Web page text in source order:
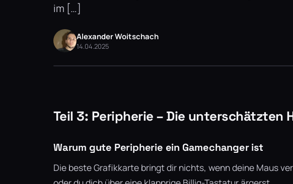
im […]
Alexander Woitschach
14.04.2025
Teil 3: Peripherie – Die unterschätzten
Warum gute Peripherie ein Gamechanger ist
Die beste Grafikkarte bringt dir nichts, wenn deine Maus